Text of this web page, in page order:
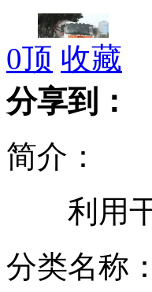
搅拌车接新娘很拉风
本·拉丹藏身大宅被
0顶 收藏
分享到：
简介：
利用干
分类名称：